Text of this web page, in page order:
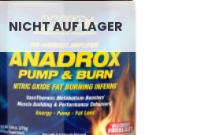
NICHT AUF LAGER